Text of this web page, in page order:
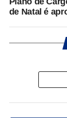
de Natal é